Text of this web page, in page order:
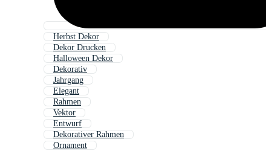
Herbst Dekor
Dekor Drucken
Halloween Dekor
Dekorativ
Jahrgang
Elegant
Rahmen
Vektor
Entwurf
Dekorativer Rahmen
Ornament